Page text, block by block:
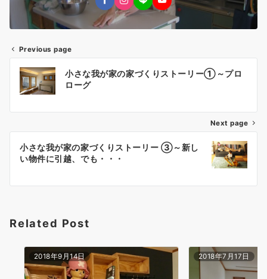
投
稿
ナ
ビ
ゲ
シ
ン
Previous page
小さな我が家の家づくりストーリー①～プロ
ローグ
Next page
小さな我が家の家づくりストーリー ③～新し
い物件に引越、でも・・・
Related Post
2018年9月14日 2018年7月17日